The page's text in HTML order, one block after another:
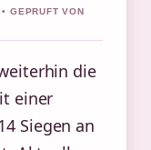
GEPRUFT VON
die
einer
Siegen an